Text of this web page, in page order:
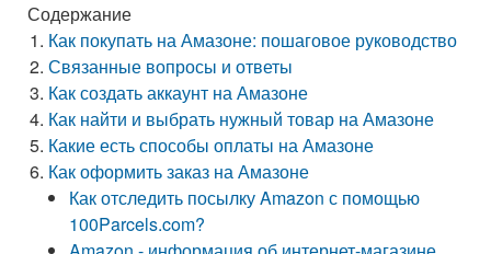
Содержание
Как покупать на Амазоне: пошаговое руководство
Связанные вопросы и ответы
Как создать аккаунт на Амазоне
Как найти и выбрать нужный товар на Амазоне
Какие есть способы оплаты на Амазоне
Как оформить заказ на Амазоне
Как отследить посылку Amazon с помощью
100Parcels.com?